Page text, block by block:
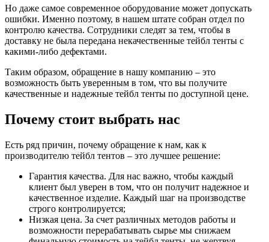
Но даже самое современное оборудование может допускать
ошибки. Именно поэтому, в нашем штате собран отдел по
контролю качества. Сотрудники следят за тем, чтобы в
доставку не была передана некачественные тейбл тенты с
какими-либо дефектами.
Таким образом, обращение в нашу компанию – это
возможность быть уверенным в том, что вы получите
качественные и надежные тейбл тенты по доступной цене.
Почему стоит выбрать нас
Есть ряд причин, почему обращение к нам, как к
производителю тейбл тентов – это лучшее решение:
Гарантия качества. Для нас важно, чтобы каждый
клиент был уверен в том, что он получит надежное и
качественное изделие. Каждый шаг на производстве
строго контролируется;
Низкая цена. За счет различных методов работы и
возможности перерабатывать сырье мы снижаем